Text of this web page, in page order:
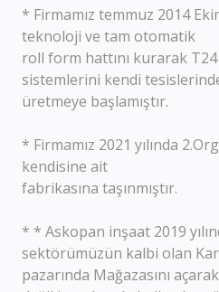
* Firmamız temmuz 2014
teknoloji ve tam otomatik
roll form hattını kurarak T24
sistemlerini kendi
üretmeye başlamıştır.
* Firmamız 2021 yılında
kendisine ait
fabrikasına taşınmıştır.
* * Askopan inşaat 2019
sektörümüzün kalbi olan
pazarında Mağazasını